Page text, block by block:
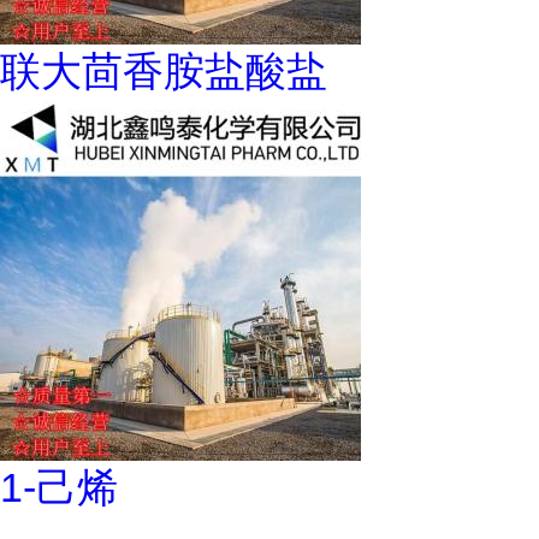
联大茴香胺盐酸盐
1-己烯